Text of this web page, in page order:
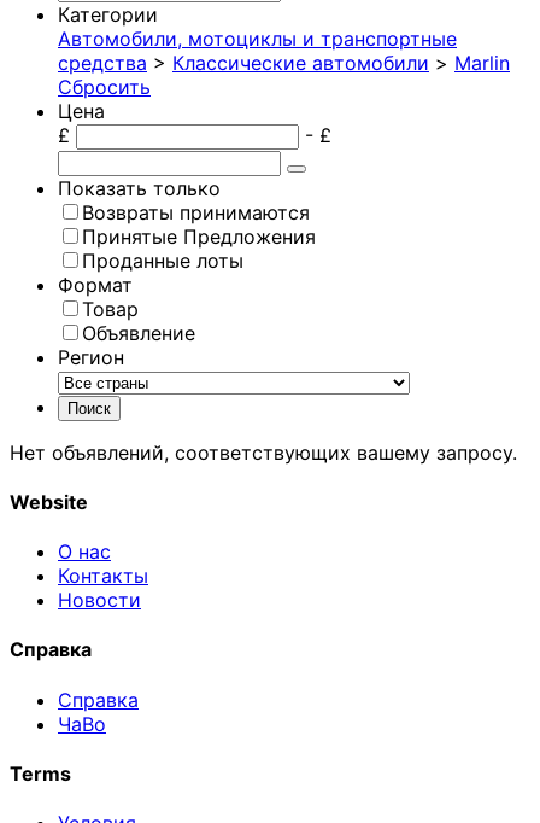
Категории
Автомобили, мотоциклы и транспортные
средства > Классические автомобили > Marlin
Сбросить
Цена
£
- £
Показать только
Возвраты принимаются
Принятые Предложения
Проданные лоты
Формат
Товар
Объявление
Регион
Нет объявлений, соответствующих вашему запросу.
Website
О нас
Контакты
Новости
Справка
Справка
ЧаВо
Terms